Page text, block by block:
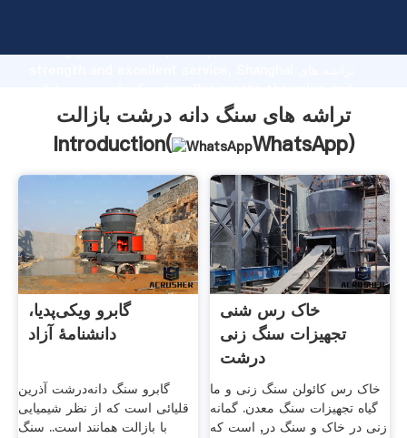
strong production capability, advanced research
bring values to all of customers.
تراشه های سنگ دانه درشت بازالت
Introduction(
WhatsApp)
گابرو ویکی‌پدیا،
دانشنامهٔ آزاد
گابرو سنگ دانه‌درشت آذرین
قلیائی است که از نظر شیمیایی
با بازالت همانند است.. سنگ
خاک رس شنی
تجهیزات سنگ زنی
درشت
خاک رس کائولن سنگ زنی و ما
گیاه تجهیزات سنگ معدن. گمانه
زنی در خاک و سنگ در, است که